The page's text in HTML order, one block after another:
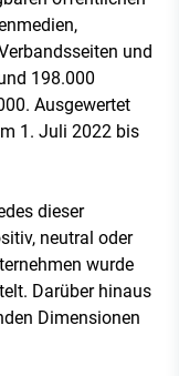
und
198.000
Ausgewertet
1. Juli 2022 bis
dieser
neutral oder
wurde
Darüber hinaus
Dimensionen